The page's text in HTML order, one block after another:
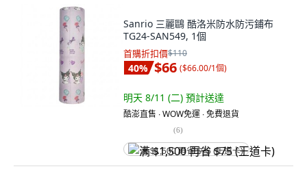
Sanrio 三麗鷗 酷洛米防水防污鋪布
TG24-SAN549, 1個
首購折扣價$110
40% $66 ($66.00/1個)
明天 8/11 (二) 預計送達
酷澎直售 ∙ WOW免運 ∙ 免費退貨
(6)
满 $1,500 再省 $75 (王道卡)